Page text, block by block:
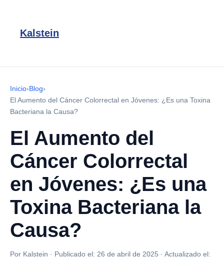
Kalstein
Inicio›Blog›
El Aumento del Cáncer Colorrectal en Jóvenes: ¿Es una Toxina
Bacteriana la Causa?
El Aumento del
Cáncer Colorrectal
en Jóvenes: ¿Es una
Toxina Bacteriana la
Causa?
Por Kalstein · Publicado el: 26 de abril de 2025 · Actualizado el: